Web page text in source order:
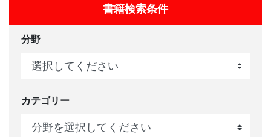
書籍検索条件
分野
カテゴリー